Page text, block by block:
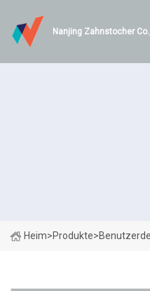
Nanjing Zahnstocher
Heim>Produkte>